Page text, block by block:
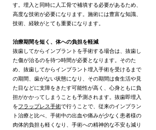
す。埋入と同時に人工骨で補填する必要があるため、
高度な技術が必要になります。施術には豊富な知識、
技術、経験がとても重要になります。
治療期間を短く、体への負担を軽減
抜歯してからインプラントを手術する場合は、抜歯し
た傷が治るのを待つ時間が必要となります。そのた
め、抜歯してからインプラント埋入手術を受けるまで
の期間、歯がない状態になり、その期間は食生活や見
た目などに支障をきたす可能性が高く、心身ともに負
担がかかってしまうことも予測されます。抜歯即埋入
をフラップレス手術で行うことで、従来のインプラン
ト治療と比べ、手術中の出血や痛みが少なく患者様の
肉体的負担も軽くなり、手術への精神的な不安も減り